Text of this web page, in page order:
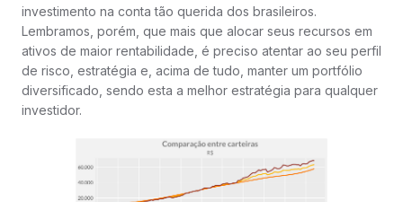
investimento na conta tão querida dos brasileiros.
Lembramos, porém, que mais que alocar seus recursos em
ativos de maior rentabilidade, é preciso atentar ao seu perfil
de risco, estratégia e, acima de tudo, manter um portfólio
diversificado, sendo esta a melhor estratégia para qualquer
investidor.